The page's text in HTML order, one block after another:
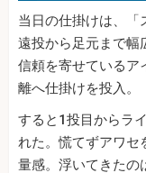
当日の仕掛けは、「
遠投から足元まで幅
信頼を寄せているア
離へ仕掛けを投入。
すると1投目からラ
れた。慌てずアワセ
量感。浮いてきたの